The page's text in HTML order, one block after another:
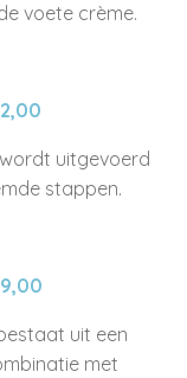
voete crème.
uitgevoerd
stappen.
uit een
met